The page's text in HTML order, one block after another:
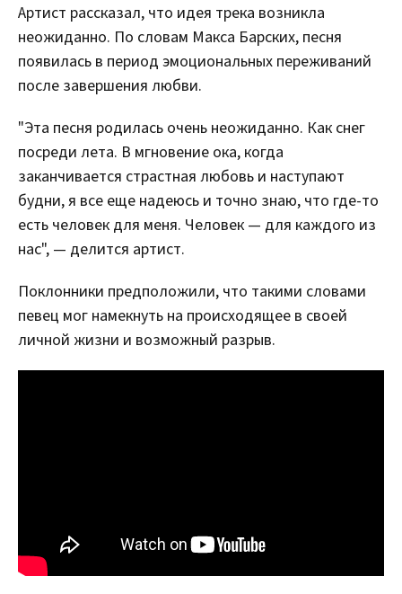
Артист рассказал, что идея трека возникла
неожиданно. По словам Макса Барских, песня
появилась в период эмоциональных переживаний
после завершения любви.
"Эта песня родилась очень неожиданно. Как снег
посреди лета. В мгновение ока, когда
заканчивается страстная любовь и наступают
будни, я все еще надеюсь и точно знаю, что где-то
есть человек для меня. Человек — для каждого из
нас", — делится артист.
Поклонники предположили, что такими словами
певец мог намекнуть на происходящее в своей
личной жизни и возможный разрыв.